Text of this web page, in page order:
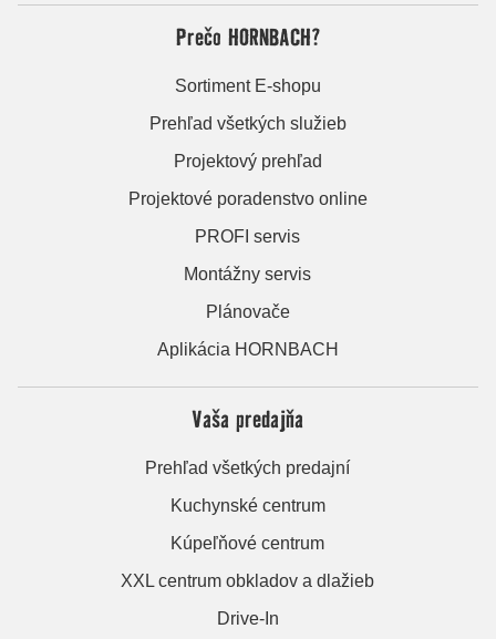
Prečo HORNBACH?
Sortiment E-shopu
Prehľad všetkých služieb
Projektový prehľad
Projektové poradenstvo online
PROFI servis
Montážny servis
Plánovače
Aplikácia HORNBACH
Vaša predajňa
Prehľad všetkých predajní
Kuchynské centrum
Kúpeľňové centrum
XXL centrum obkladov a dlažieb
Drive-In